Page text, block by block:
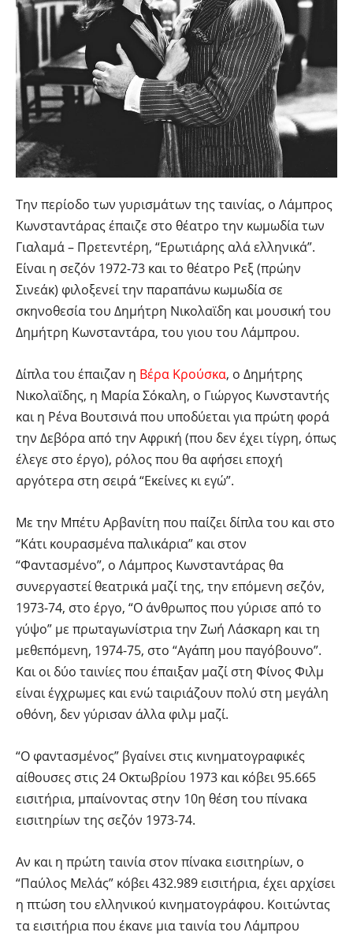
Την περίοδο των γυρισμάτων της ταινίας, ο Λάμπρος
Κωνσταντάρας έπαιζε στο θέατρο την κωμωδία των
Γιαλαμά – Πρετεντέρη, “Ερωτιάρης αλά ελληνικά”.
Είναι η σεζόν 1972-73 και το θέατρο Ρεξ (πρώην
Σινεάκ) φιλοξενεί την παραπάνω κωμωδία σε
σκηνοθεσία του Δημήτρη Νικολαϊδη και μουσική του
Δημήτρη Κωνσταντάρα, του γιου του Λάμπρου.
Δίπλα του έπαιζαν η Βέρα Κρούσκα, ο Δημήτρης
Νικολαϊδης, η Μαρία Σόκαλη, ο Γιώργος Κωνσταντής
και η Ρένα Βουτσινά που υποδύεται για πρώτη φορά
την Δεβόρα από την Αφρική (που δεν έχει τίγρη, όπως
έλεγε στο έργο), ρόλος που θα αφήσει εποχή
αργότερα στη σειρά “Εκείνες κι εγώ”.
Με την Μπέτυ Αρβανίτη που παίζει δίπλα του και στο
“Κάτι κουρασμένα παλικάρια” και στον
“Φαντασμένο”, ο Λάμπρος Κωνσταντάρας θα
συνεργαστεί θεατρικά μαζί της, την επόμενη σεζόν,
1973-74, στο έργο, “Ο άνθρωπος που γύρισε από το
γύψο” με πρωταγωνίστρια την Ζωή Λάσκαρη και τη
μεθεπόμενη, 1974-75, στο “Αγάπη μου παγόβουνο”.
Και οι δύο ταινίες που έπαιξαν μαζί στη Φίνος Φιλμ
είναι έγχρωμες και ενώ ταιριάζουν πολύ στη μεγάλη
οθόνη, δεν γύρισαν άλλα φιλμ μαζί.
“Ο φαντασμένος” βγαίνει στις κινηματογραφικές
αίθουσες στις 24 Οκτωβρίου 1973 και κόβει 95.665
εισιτήρια, μπαίνοντας στην 10η θέση του πίνακα
εισιτηρίων της σεζόν 1973-74.
Αν και η πρώτη ταινία στον πίνακα εισιτηρίων, ο
“Παύλος Μελάς” κόβει 432.989 εισιτήρια, έχει αρχίσει
η πτώση του ελληνικού κινηματογράφου. Κοιτώντας
τα εισιτήρια που έκανε μια ταινία του Λάμπρου